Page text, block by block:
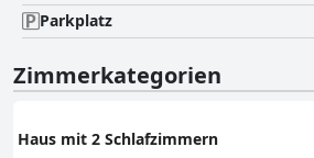
Parkplatz
Zimmerkategorien
Haus mit 2 Schlafzimmern